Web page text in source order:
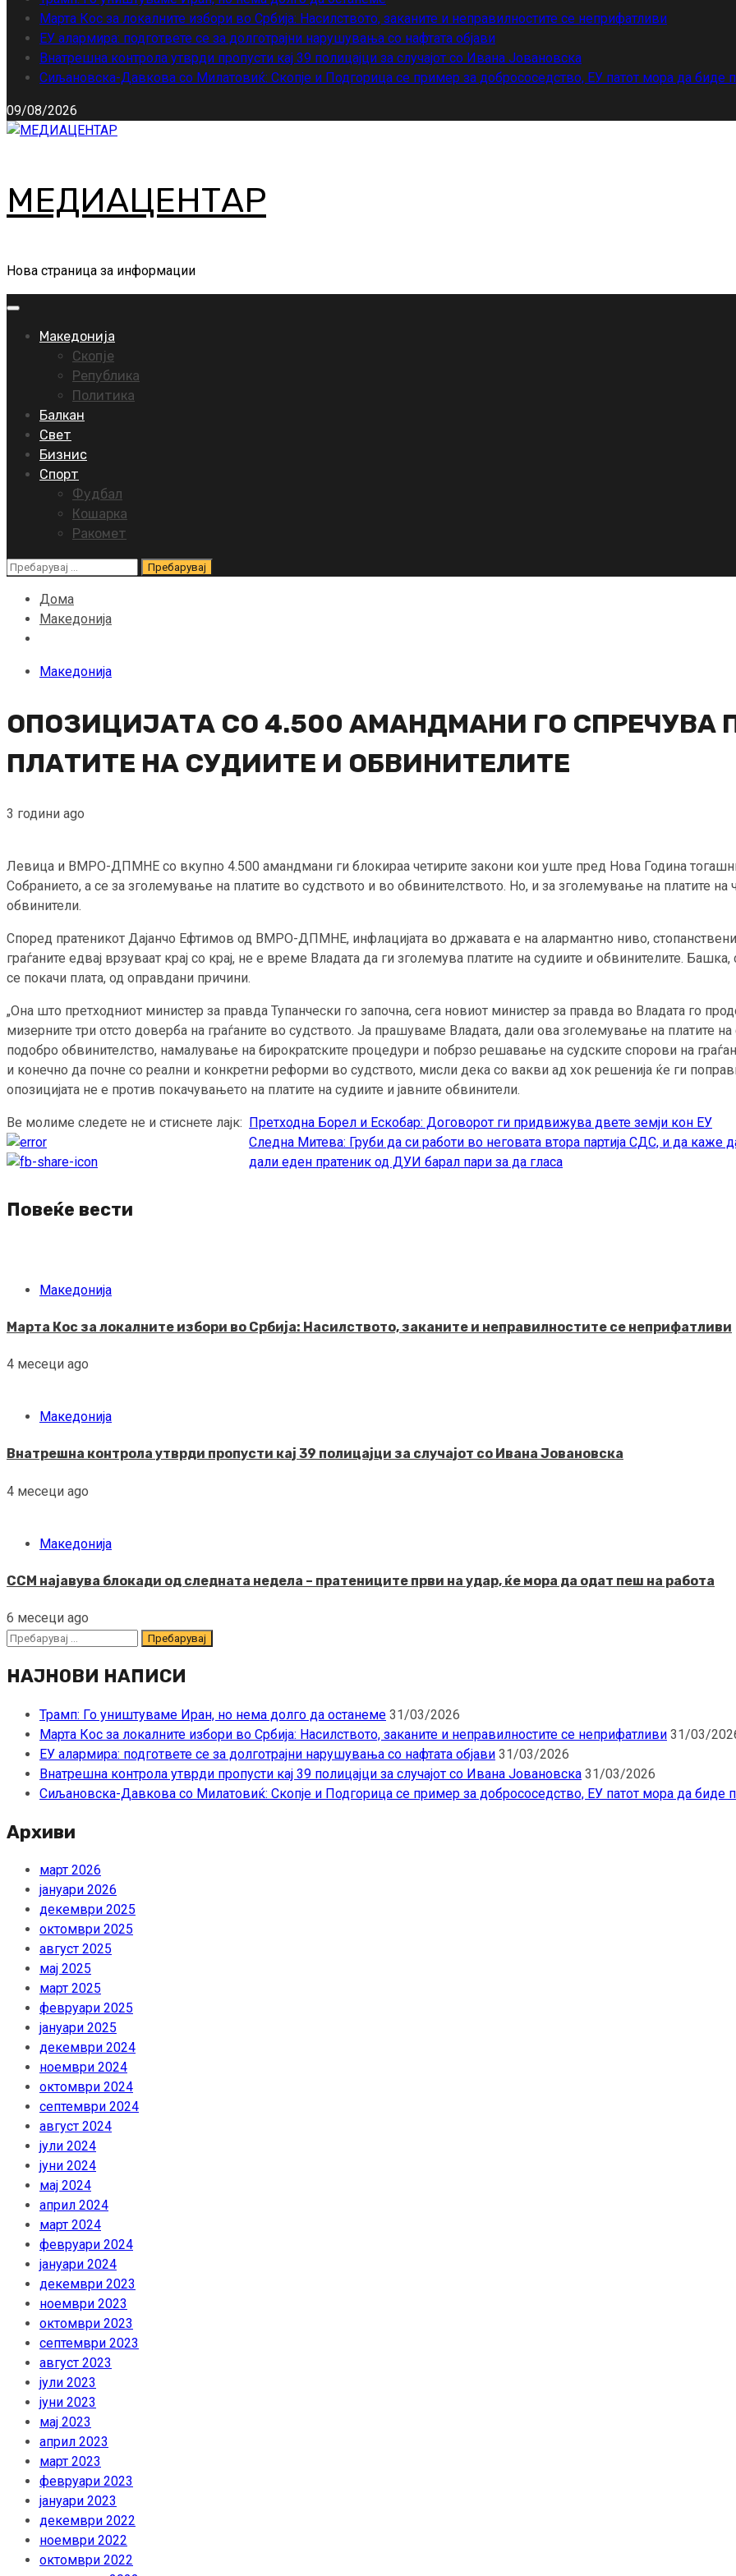
Марта Кос за локалните избори во Србија: Насилството, заканите и неправилностите се неприфатливи
ЕУ алармира: подгответе се за долготрајни нарушувања со нафтата објави
Внатрешна контрола утврди пропусти кај 39 полицајци за случајот со Ивана Јовановска
Сиљановска-Давкова со Милатовиќ: Скопје и Подгорица се пример за добрососедство, ЕУ патот мора да биде
09/08/2026
МЕДИАЦЕНТАР
Нова страница за информации
Primary
Македонија
Скопје
Република
Политика
Балкан
Свет
Бизнис
Спорт
Фудбал
Кошарка
Ракомет
Пребарувај
Дома
Македонија
Македонија
ОПОЗИЦИЈАТА СО 4.500 АМАНДМАНИ ГО СПРЕЧУВА
ПЛАТИТЕ НА СУДИИТЕ И ОБВИНИТЕЛИТЕ
3 години ago
Левица и ВМРО-ДПМНЕ со вкупно 4.500 амандмани ги блокираа четирите закони кои уште пред Нова Година
Собранието, а се за зголемување на платите во судството и во обвинителството. Но, и за зголемување на платите на
обвинители.
Според пратеникот Дајанчо Ефтимов од ВМРО-ДПМНЕ, инфлацијата во државата е на алармантно ниво,
граѓаните едвај врзуваат крај со крај, не е време Владата да ги зголемува платите на судиите и обвинителите.
се покачи плата, од оправдани причини.
„Она што претходниот министер за правда Тупанчески го започна, сега новиот министер за правда во Владата го
мизерните три отсто доверба на граѓаните во судството. Ја прашуваме Владата, дали ова зголемување на платите
подобро обвинителство, намалување на бирократските процедури и побрзо решавање на судските спорови на
и конечно да почне со реални и конкретни реформи во судството, мисли дека со вакви ад хок решенија ќе ги
опозицијата не е против покачувањето на платите на судиите и јавните обвинители.
Ве молиме следете не и стиснете лајк:
Continue
Reading
Претходна Борел и Ескобар: Договорот ги придвижува двете земји кон ЕУ
Следна Митева: Груби да си работи во неговата втора партија СДС, и да каже
дали еден пратеник од ДУИ барал пари за да гласа
Повеќе вести
Македонија
Марта Кос за локалните избори во Србија: Насилството, заканите и неправилностите се неприфатливи
4 месеци ago
Македонија
Внатрешна контрола утврди пропусти кај 39 полицајци за случајот со Ивана Јовановска
4 месеци ago
Македонија
ССМ најавува блокади од следната недела – пратениците први на удар, ќе мора да одат пеш на работа
6 месеци ago
Пребарувај
НАЈНОВИ НАПИСИ
Трамп: Го уништуваме Иран, но нема долго да останеме 31/03/2026
Марта Кос за локалните избори во Србија: Насилството, заканите и неправилностите се неприфатливи 31/03/
ЕУ алармира: подгответе се за долготрајни нарушувања со нафтата објави 31/03/2026
Внатрешна контрола утврди пропусти кај 39 полицајци за случајот со Ивана Јовановска 31/03/2026
Сиљановска-Давкова со Милатовиќ: Скопје и Подгорица се пример за добрососедство, ЕУ патот мора да биде
Архиви
март 2026
јануари 2026
декември 2025
октомври 2025
август 2025
мај 2025
март 2025
февруари 2025
јануари 2025
декември 2024
ноември 2024
октомври 2024
септември 2024
август 2024
јули 2024
јуни 2024
мај 2024
април 2024
март 2024
февруари 2024
јануари 2024
декември 2023
ноември 2023
октомври 2023
септември 2023
август 2023
јули 2023
јуни 2023
мај 2023
април 2023
март 2023
февруари 2023
јануари 2023
декември 2022
ноември 2022
октомври 2022